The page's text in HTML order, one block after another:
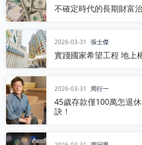
不確定時代的長期財富
2026-03-31 張士傑
實踐國家希望工程 地上
2026-03-31 周行一
45歲存款僅100萬怎退
訣！